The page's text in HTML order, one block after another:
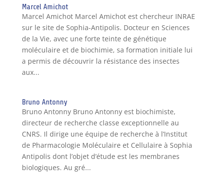
Marcel Amichot
Marcel Amichot Marcel Amichot est chercheur INRAE
sur le site de Sophia-Antipolis. Docteur en Sciences
de la Vie, avec une forte teinte de génétique
moléculaire et de biochimie, sa formation initiale lui
a permis de découvrir la résistance des insectes
aux...
Bruno Antonny
Bruno Antonny Bruno Antonny est biochimiste,
directeur de recherche classe exceptionnelle au
CNRS. Il dirige une équipe de recherche à l’Institut
de Pharmacologie Moléculaire et Cellulaire à Sophia
Antipolis dont l’objet d’étude est les membranes
biologiques. Au gré...